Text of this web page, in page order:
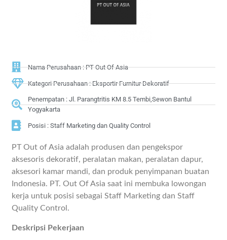
Nama Perusahaan : PT Out Of Asia
Kategori Perusahaan : Eksportir Furnitur Dekoratif
Penempatan : Jl. Parangtritis KM 8.5 Tembi,Sewon Bantul
Yogyakarta
Posisi : Staff Marketing dan Quality Control
PT Out of Asia adalah produsen dan pengekspor
aksesoris dekoratif, peralatan makan, peralatan dapur,
aksesori kamar mandi, dan produk penyimpanan buatan
Indonesia. PT. Out Of Asia saat ini membuka lowongan
kerja untuk posisi sebagai Staff Marketing dan Staff
Quality Control.
Deskripsi Pekerjaan